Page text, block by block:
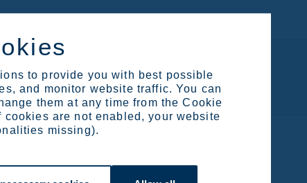
to provide you with best possible
and monitor website traffic. You can
them at any time from the Cookie
are not enabled, your website
missing).